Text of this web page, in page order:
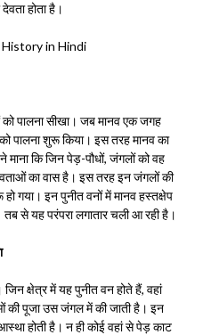
होता है।
पालना सीखा। जब मानव एक जगह
पालना शुरू किया। इस तरह मानव का
माना कि जिन पेड़-पौधों, जंगलों को वह
का वास है। इस तरह इन जंगलों की
गया। इन पुनीत वनों में मानव हस्तक्षेप
से यह परंपरा लगातार चली आ रही है।
क्षेत्र में यह पुनीत वन होते हैं, वहां
की पूजा उस जंगल में की जाती है। इन
होती है। न ही कोई वहां से पेड़ काट